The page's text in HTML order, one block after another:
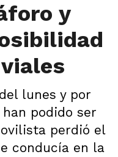
y
lunes y por
podido ser
perdió el
conducía en la